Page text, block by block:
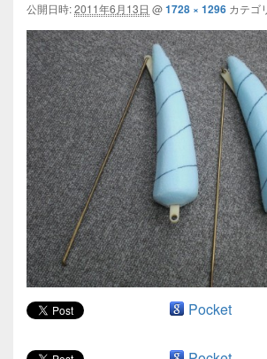
公開日時:2011年6月13日 @1728 × 1296 カテゴ
Pocket